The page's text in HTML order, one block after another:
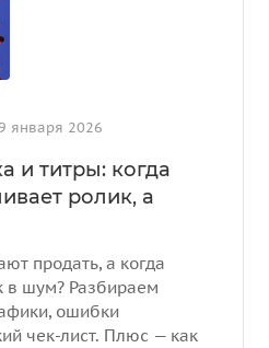
января 2026
и титры: когда
ролик, а
продать, а когда
в шум? Разбираем
ошибки
чек-лист. Плюс — как